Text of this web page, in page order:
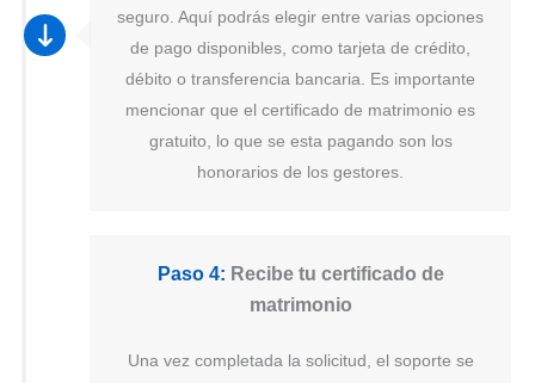
seguro. Aquí podrás elegir entre varias opciones
de pago disponibles, como tarjeta de crédito,
débito o transferencia bancaria. Es importante
mencionar que el certificado de matrimonio es
gratuito, lo que se esta pagando son los
honorarios de los gestores.
Paso 4: Recibe tu certificado de
matrimonio
Una vez completada la solicitud, el soporte se